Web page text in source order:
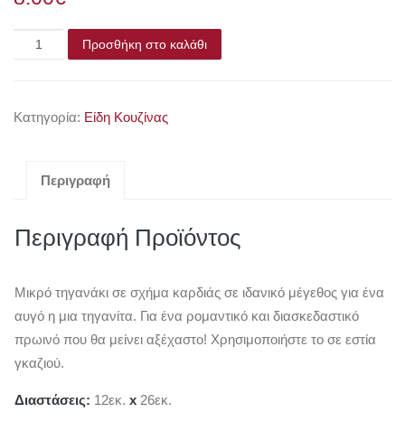
Προσθήκη στο καλάθι
Κατηγορία: Είδη Κουζίνας
Περιγραφή
Περιγραφή Προϊόντος
Μικρό τηγανάκι σε σχήμα καρδιάς σε ιδανικό μέγεθος για ένα
αυγό η μια τηγανίτα. Για ένα ρομαντικό και διασκεδαστικό
πρωινό που θα μείνει αξέχαστο! Χρησιμοποιήστε το σε εστία
γκαζιού.
Διαστάσεις: 12εκ. x 26εκ.